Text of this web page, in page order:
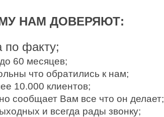
НАМ ДОВЕРЯЮТ:
по факту;
60 месяцев;
что обратились к нам;
10.000 клиентов;
сообщает Вам все что он делает;
и всегда рады звонку;